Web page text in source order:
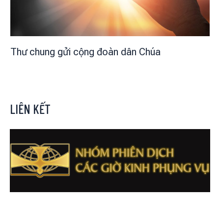
Thư chung gửi cộng đoàn dân Chúa
LIÊN KẾT